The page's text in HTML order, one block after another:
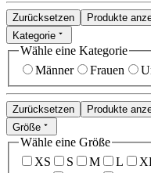
Zurücksetzen
Produkte
Kategorie
Wähle eine Kategorie
Männer
Frauen
Zurücksetzen
Produkte
Größe
Wähle eine Größe
XS
S M L